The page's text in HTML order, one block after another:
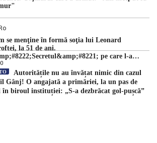
se menţine în formă soţia lui Leonard
la 51 de ani.
pe care l-a
Autoritățile nu au învățat nimic din cazul
Gânj! O angajată a primăriei, la un pas de
în biroul instituției: „S-a dezbrăcat gol-pușcă”